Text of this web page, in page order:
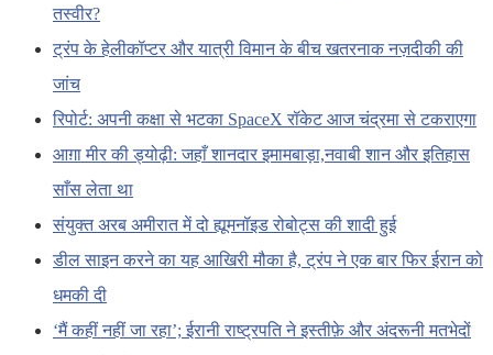
तस्वीर?
ट्रंप के हेलीकॉप्टर और यात्री विमान के बीच खतरनाक नज़दीकी की
जांच
रिपोर्ट: अपनी कक्षा से भटका SpaceX रॉकेट आज चंद्रमा से टकराएगा
आग़ा मीर की ड्योढ़ी: जहाँ शानदार इमामबाड़ा,नवाबी शान और इतिहास
साँस लेता था
संयुक्त अरब अमीरात में दो ह्यूमनॉइड रोबोट्स की शादी हुई
डील साइन करने का यह आखिरी मौका है, ट्रंप ने एक बार फिर ईरान को
धमकी दी
‘मैं कहीं नहीं जा रहा’; ईरानी राष्ट्रपति ने इस्तीफ़े और अंदरूनी मतभेदों